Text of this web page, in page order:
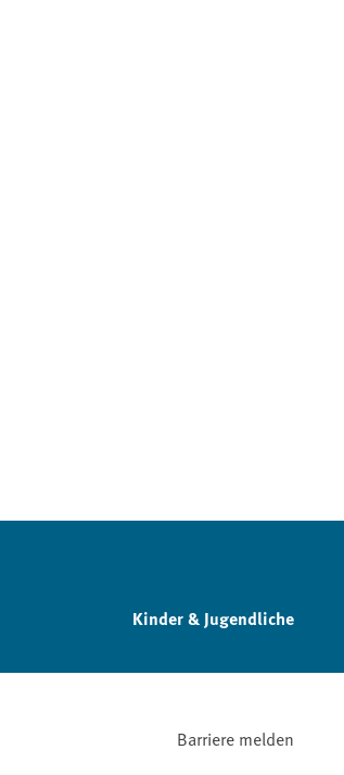
Kinder & Jugendliche
Barriere melden